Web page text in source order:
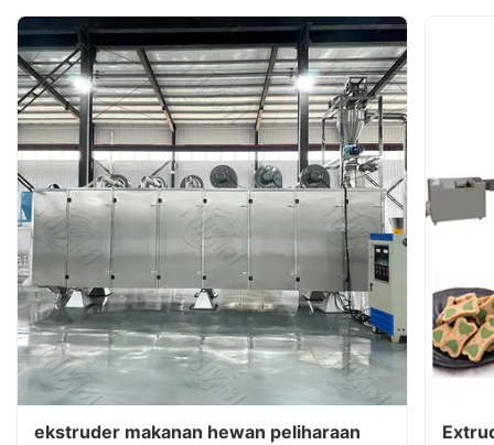
ekstruder makanan hewan peliharaan